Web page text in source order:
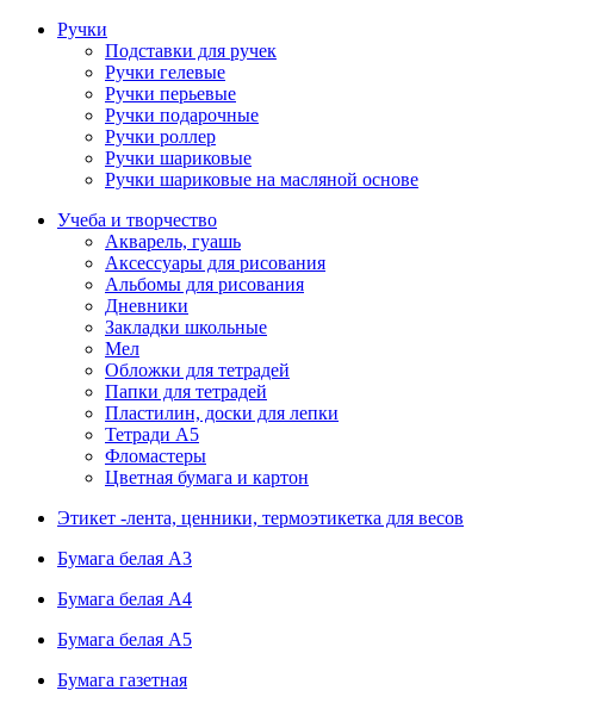
Ручки
Подставки для ручек
Ручки гелевые
Ручки перьевые
Ручки подарочные
Ручки роллер
Ручки шариковые
Ручки шариковые на масляной основе
Учеба и творчество
Акварель, гуашь
Аксессуары для рисования
Альбомы для рисования
Дневники
Закладки школьные
Мел
Обложки для тетрадей
Папки для тетрадей
Пластилин, доски для лепки
Тетради А5
Фломастеры
Цветная бумага и картон
Этикет -лента, ценники, термоэтикетка для весов
Бумага белая А3
Бумага белая А4
Бумага белая А5
Бумага газетная